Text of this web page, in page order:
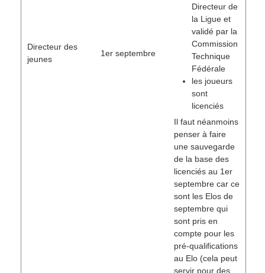
Directeur des
jeunes
1er septembre
Directeur de
la Ligue et
validé par la
Commission
Technique
Fédérale
les joueurs
sont
licenciés
Il faut néanmoins
penser à faire
une sauvegarde
de la base des
licenciés au 1er
septembre car ce
sont les Elos de
septembre qui
sont pris en
compte pour les
pré-qualifications
au Elo (cela peut
servir pour des